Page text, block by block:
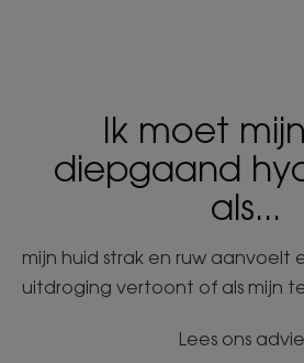
Ik moet
diepgaand
als...
mijn huid strak en ruw aanvoelt
uitdroging vertoont of als mijn
Lees ons